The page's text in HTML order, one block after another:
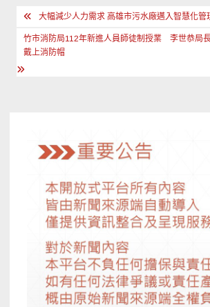
文
章
導
大幅減少人力需求 高雄市污水廠邁入智慧化管
竹市消防局112年新進人員師徒制授業 李世恭局
戴上消防帽